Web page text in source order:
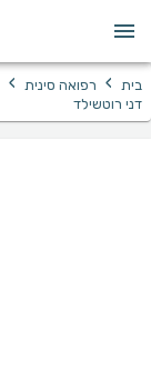
בית › רפואה סינית ›
דני רוטשילד